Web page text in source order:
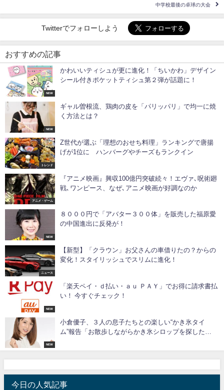
中学校最後の卓球の大会
Twitterでフォローしよう
おすすめの記事
NEW
かわいいティシュが更に進化！「ちいかわ」デザイン
シール付きポケットティシュ第２弾が話題に！
NEW
ギャル曽根流、鶏肉の皮を「パリッパリ」で均一に焼
く方法とは？
トレンド
Z世代が選ぶ「理想のおせち料理」ランキングで唐揚
げが1位に ハンバーグやチーズもランクイン
アニメ・ゲーム
『アニメ映画』興収100億円突破続々！エヴァ､呪術廻
戦､ワンピース、なぜ､アニメ映画が好調なのか
NEW
８０００円で「アバター３００体」を販売した福原愛
の中国進出に反発が！
ニュース
【新型】「クラウン」お父さんの車借りたの？からの
変化！スタイリッシュでスリムに進化！
NEW
「楽天ペイ・ｄ払い・ａｕ ＰＡＹ」でお得に請求書払
い！ 今すぐチェック！
NEW
小倉優子、３人の息子たちとの楽しい“かき氷タイ
ム”報告「お散歩しながらかき氷シロップを探した
今日の人気記事